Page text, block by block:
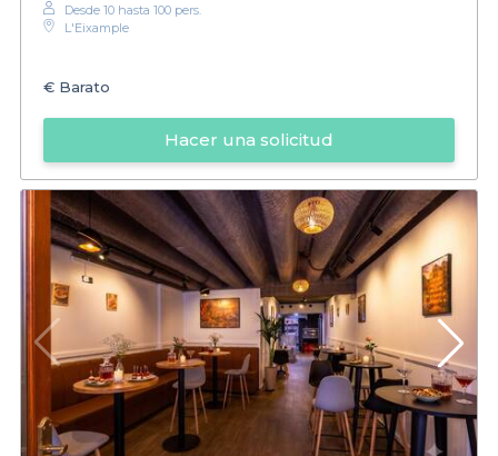
Desde 10 hasta 100 pers.
L'Eixample
€ Barato
Hacer una solicitud